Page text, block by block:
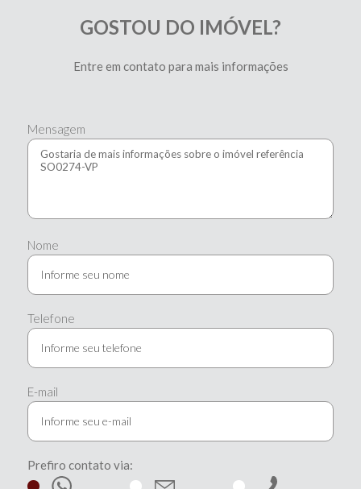
GOSTOU DO IMÓVEL?
Entre em contato para mais informações
Mensagem
Nome
Telefone
E-mail
Prefiro contato via: